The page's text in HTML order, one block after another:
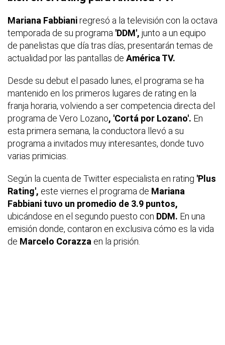
Mariana Fabbianiregresó a la televisión con la octava
temporada de su programa 'DDM', junto a un equipo
de panelistas que día tras días, presentarán temas de
actualidad por las pantallas de América TV.
Desde su debut el pasado lunes, el programa se ha
mantenido en los primeros lugares de rating en la
franja horaria, volviendo a ser competencia directa del
programa de Vero Lozano, 'Cortá por Lozano'. En
esta primera semana, la conductora llevó a su
programa a invitados muy interesantes, donde tuvo
varias primicias.
Según la cuenta de Twitter especialista en rating 'Plus
Rating', este viernes el programa de Mariana
Fabbiani tuvo un promedio de 3.9 puntos,
ubicándose en el segundo puesto con DDM. En una
emisión donde, contaron en exclusiva cómo es la vida
de Marcelo Corazza en la prisión.